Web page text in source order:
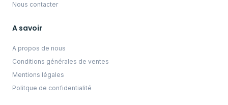
Nous contacter
A savoir
A propos de nous
Conditions générales de ventes
Mentions légales
Politque de confidentialité